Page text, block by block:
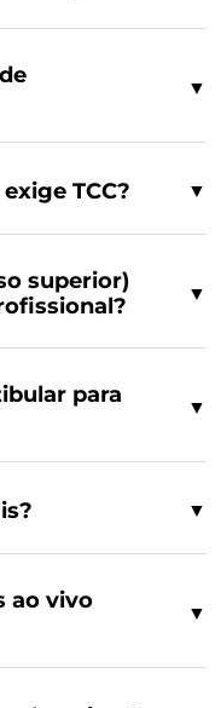
▼
TCC? ▼
superior)
▼
para
▼
▼
ao vivo
▼